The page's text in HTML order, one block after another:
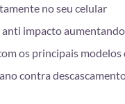
no seu celular
impacto
os principais modelos
contra